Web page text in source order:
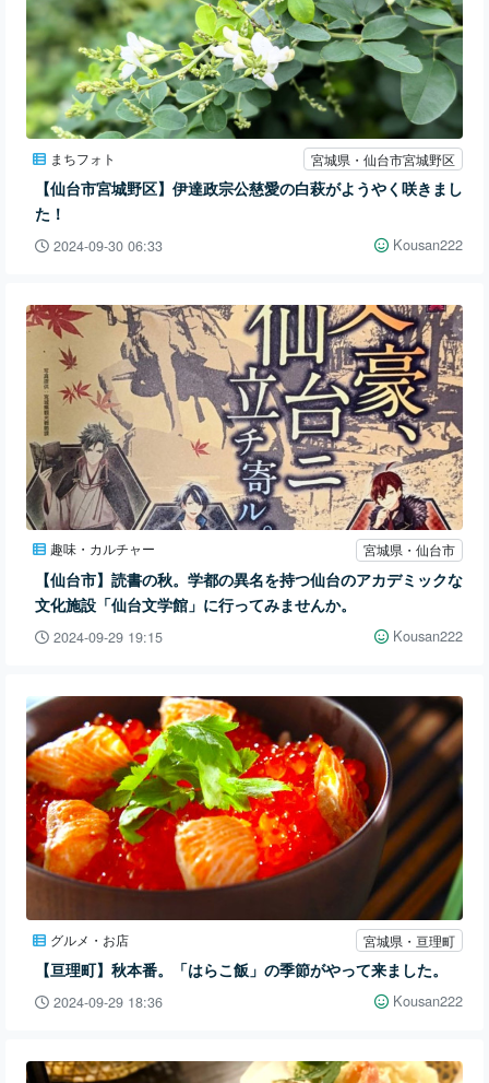
まちフォト 宮城県・仙台市宮城野区
【仙台市宮城野区】伊達政宗公慈愛の白萩がようやく咲きまし
た！
2024-09-30 06:33 Kousan222
趣味・カルチャー 宮城県・仙台市
【仙台市】読書の秋。学都の異名を持つ仙台のアカデミックな
文化施設「仙台文学館」に行ってみませんか。
2024-09-29 19:15 Kousan222
グルメ・お店 宮城県・亘理町
【亘理町】秋本番。「はらこ飯」の季節がやって来ました。
2024-09-29 18:36 Kousan222